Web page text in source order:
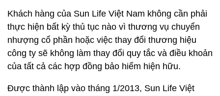
Khách hàng của Sun Life Việt Nam không cần phải
thực hiện bất kỳ thủ tục nào vì thương vụ chuyển
nhượng cổ phần hoặc việc thay đổi thương hiệu
công ty sẽ không làm thay đổi quy tắc và điều khoản
của tất cả các hợp đồng bảo hiểm hiện hữu.
Được thành lập vào tháng 1/2013, Sun Life Việt